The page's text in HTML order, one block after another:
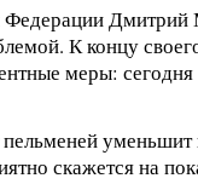
Дмитрий
К концу
меры:
уменьшит
скажется на